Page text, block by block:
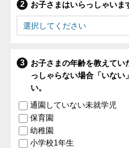
お子さまはいらっしゃいま
お子さまの年齢を教えてい
っしゃらない場合「いない
い。
通園していない未就学児
保育園
幼稚園
小学校1年生